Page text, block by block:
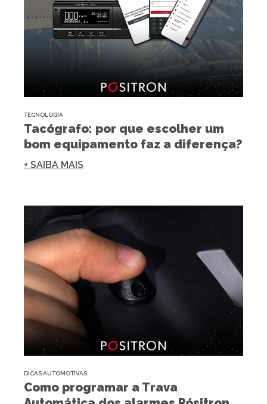
TECNOLOGIA
Tacógrafo: por que escolher um
bom equipamento faz a diferença?
+ SAIBA MAIS
DICAS AUTOMOTIVAS
Como programar a Trava